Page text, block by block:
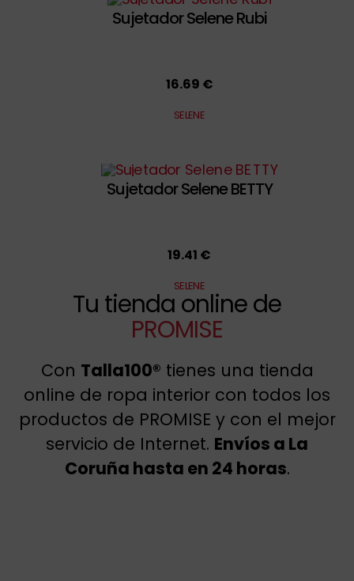
Sujetador Selene Rubi
16.69 €
SELENE
Sujetador Selene BETTY
19.41 €
SELENE
Tu tienda online de
PROMISE
Con Talla100® tienes una tienda
online de ropa interior con todos los
productos de PROMISE y con el mejor
servicio de Internet. Envíos a La
Coruña hasta en 24 horas.